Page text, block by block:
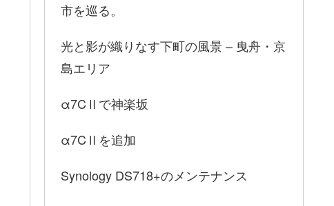
市を巡る。
光と影が織りなす下町の風景 – 曳舟・京
島エリア
α7CⅡで神楽坂
α7CⅡを追加
Synology DS718+のメンテナンス